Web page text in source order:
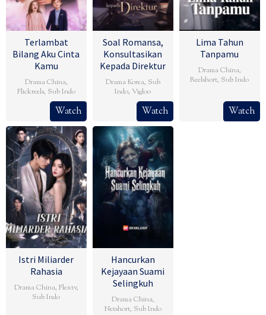
Terlambat
Bilang Aku Cinta
Kamu
Drama China,
Flickreels, Sub Indo
Watch
Soal Romansa,
Konsultasikan
Kepada Direktur
Drama Korea, Sub
Indo,Vigloo
Watch
Lima Tahun
Tanpamu
Drama China,
Reelshort, Sub Indo
Watch
Istri Miliarder
Rahasia
Drama China, Flextv,
Sub Indo
Hancurkan
Kejayaan Suami
Selingkuh
Drama China,
Netshort, Sub Indo